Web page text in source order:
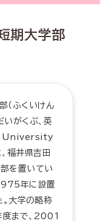
期大学部
（ふくいけん
いがくぶ、英
University
井県吉田
を置いてい
年に設置
大学の略称
まで、2001